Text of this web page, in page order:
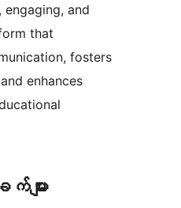
engaging, and
that
fosters
enhances
များ